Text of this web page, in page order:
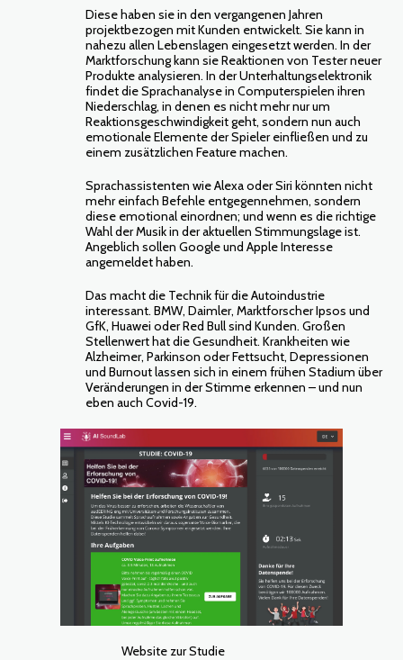
Diese haben sie in den vergangenen Jahren
projektbezogen mit Kunden entwickelt. Sie kann in
nahezu allen Lebenslagen eingesetzt werden. In der
Marktforschung kann sie Reaktionen von Tester neuer
Produkte analysieren. In der Unterhaltungselektronik
findet die Sprachanalyse in Computerspielen ihren
Niederschlag, in denen es nicht mehr nur um
Reaktionsgeschwindigkeit geht, sondern nun auch
emotionale Elemente der Spieler einfließen und zu
einem zusätzlichen Feature machen.
Sprachassistenten wie Alexa oder Siri könnten nicht
mehr einfach Befehle entgegennehmen, sondern
diese emotional einordnen; und wenn es die richtige
Wahl der Musik in der aktuellen Stimmungslage ist.
Angeblich sollen Google und Apple Interesse
angemeldet haben.
Das macht die Technik für die Autoindustrie
interessant. BMW, Daimler, Marktforscher Ipsos und
GfK, Huawei oder Red Bull sind Kunden. Großen
Stellenwert hat die Gesundheit. Krankheiten wie
Alzheimer, Parkinson oder Fettsucht, Depressionen
und Burnout lassen sich in einem frühen Stadium über
Veränderungen in der Stimme erkennen – und nun
eben auch Covid-19.
Website zur Studie